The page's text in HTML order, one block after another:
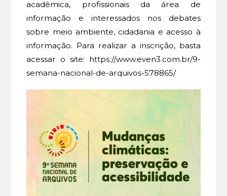
acadêmica, profissionais da área de
informação e interessados nos debates
sobre meio ambiente, cidadania e acesso à
informação. Para realizar a inscrição, basta
acessar o site: https://www.even3.com.br/9-
semana-nacional-de-arquivos-578865/